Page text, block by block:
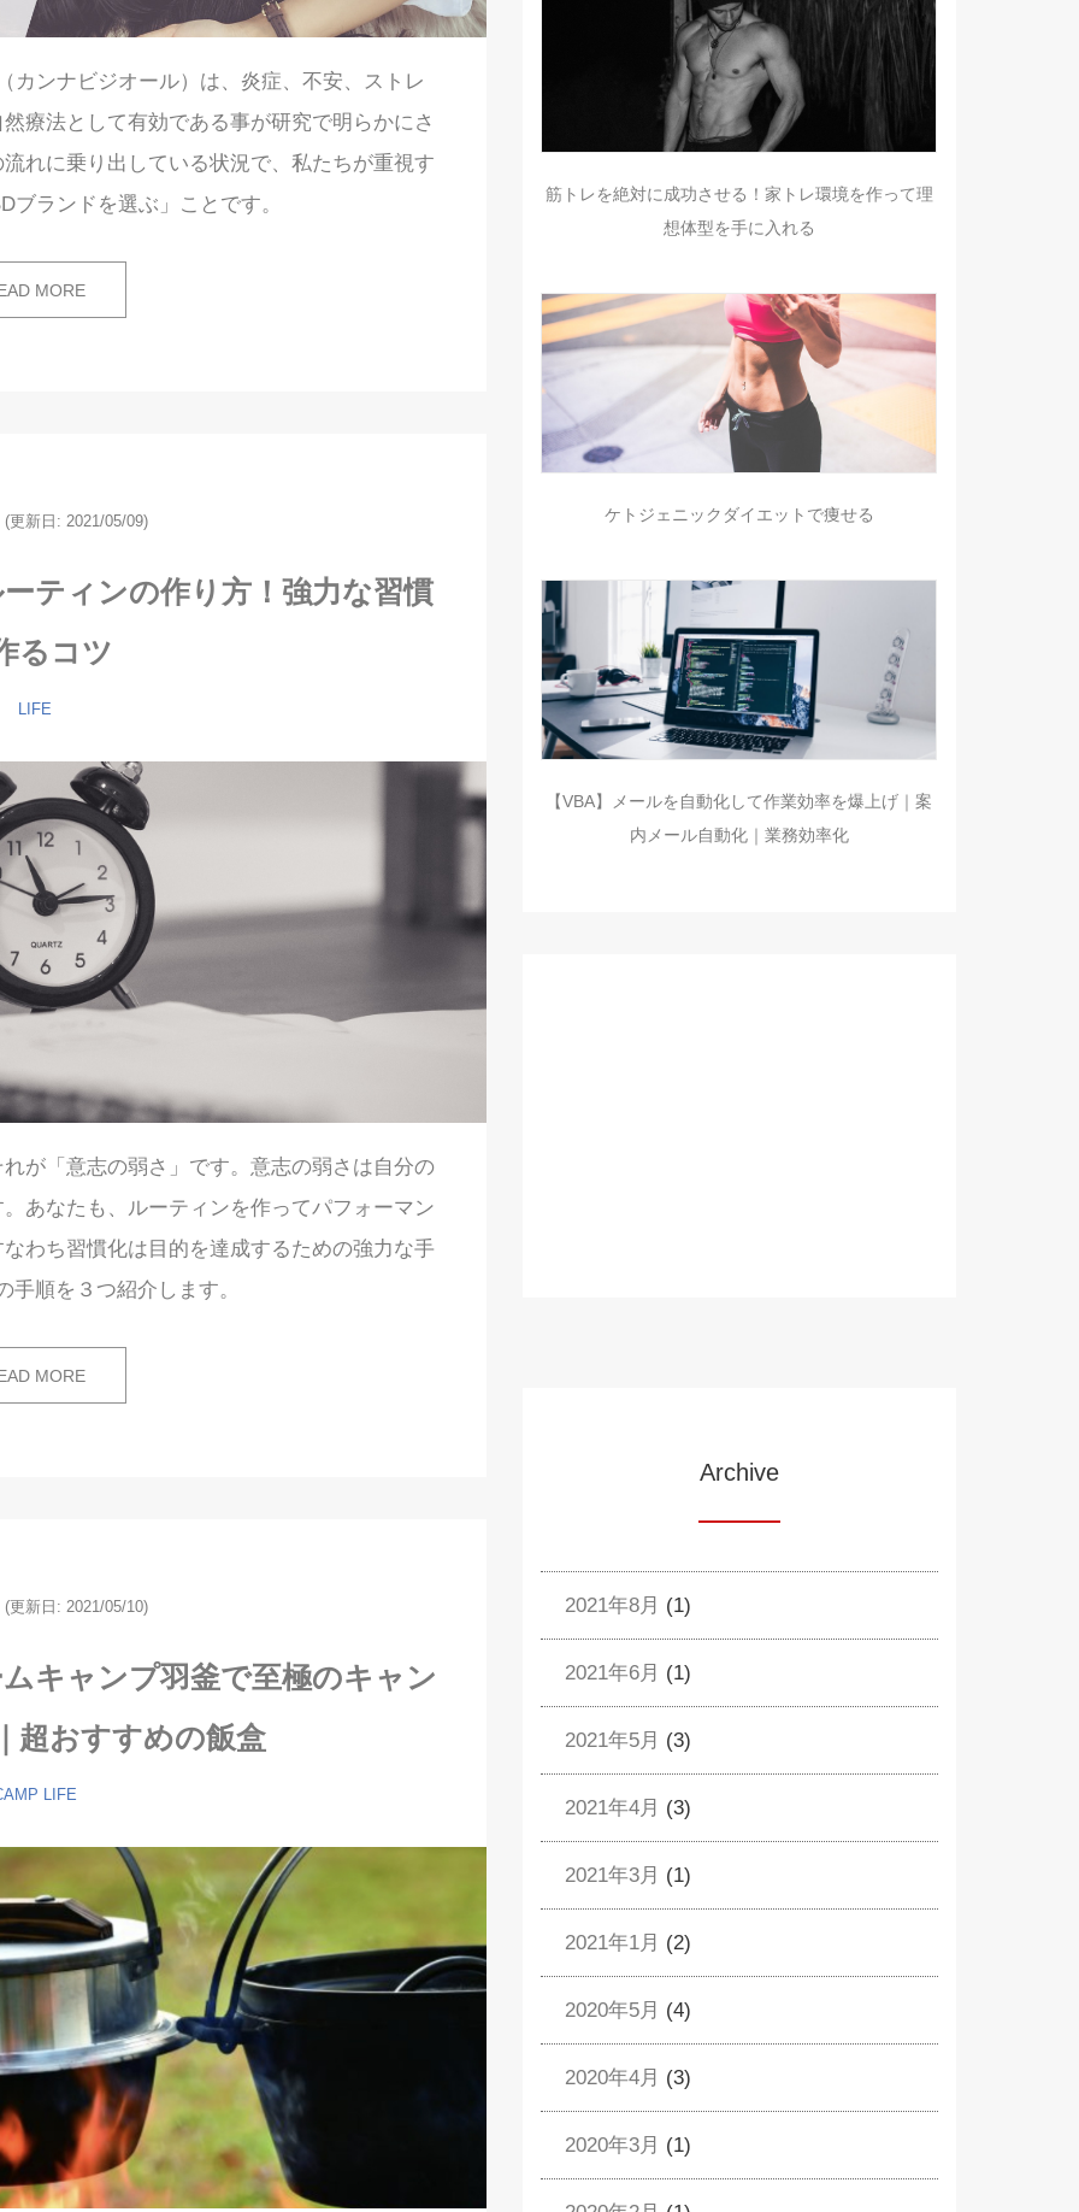
カンナビジオール）は、炎症、不安、ストレ
療法として有効である事が研究で明らかにさ
れに乗り出している状況で、私たちが重視す
ブランドを選ぶ」ことです。
MORE
(更新日: 2021/05/09)
ティンの作り方！強力な習慣
るコツ
LIFE
が「意志の弱さ」です。意志の弱さは自分の
あなたも、ルーティンを作ってパフォーマン
わち習慣化は目的を達成するための強力な手
手順を３つ紹介します。
MORE
(更新日: 2021/05/10)
キャンプ羽釜で至極のキャン
超おすすめの飯盒
LIFE
筋トレを絶対に成功させる！家トレ環境を作って理
想体型を手に入れる
ケトジェニックダイエットで痩せる
【VBA】メールを自動化して作業効率を爆上げ｜案
内メール自動化｜業務効率化
Archive
2021年8月 (1)
2021年6月 (1)
2021年5月 (3)
2021年4月 (3)
2021年3月 (1)
2021年1月 (2)
2020年5月 (4)
2020年4月 (3)
2020年3月 (1)